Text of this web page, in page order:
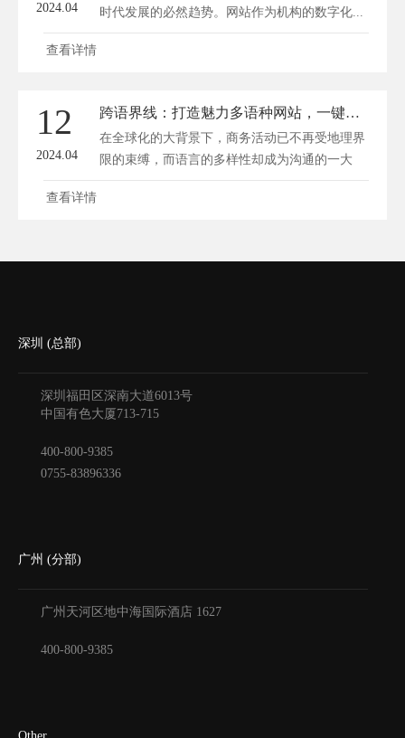
2024.04
时代发展的必然趋势。网站作为机构的数字化...
查看详情
12
2024.04
跨语界线：打造魅力多语种网站，一键连通全球商桥
在全球化的大背景下，商务活动已不再受地理界
限的束缚，而语言的多样性却成为沟通的一大
障...
查看详情
深圳 (总部)
深圳福田区深南大道6013号
中国有色大厦 713-715
400-800-9385
0755-83896336
广州 (分部)
广州天河区地中海国际酒店 1627
400-800-9385